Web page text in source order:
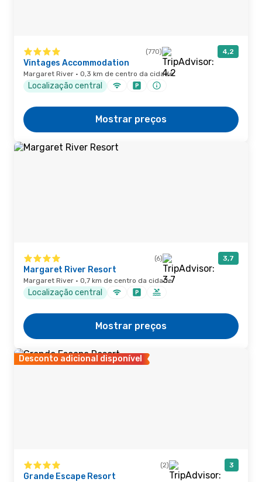
(770) 4,2
Vintages Accommodation
Margaret River · 0,3 km de centro da cidade
Localização central
Mostrar preços
(6) 3,7
Margaret River Resort
Margaret River · 0,7 km de centro da cidade
Localização central
Mostrar preços
Desconto adicional disponível
(2) 3
Grande Escape Resort